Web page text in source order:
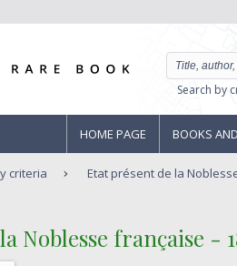
Search by
HOME PAGE BOOKS
criteria Etat présent de la
Noblesse française -